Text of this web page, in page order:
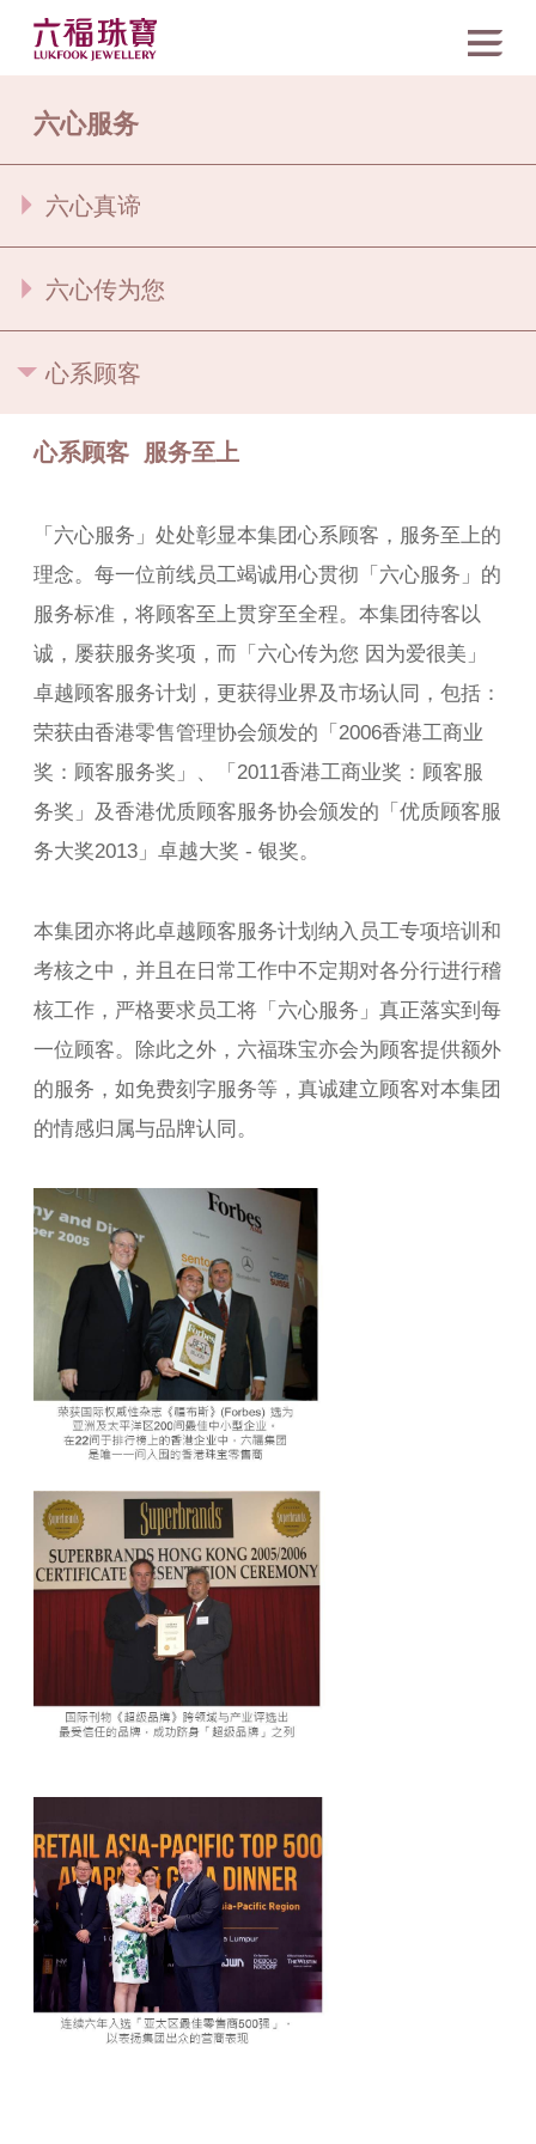
六心服务
六心真谛
六心传为您
心系顾客
心系顾客 服务至上
「六心服务」处处彰显本集团心系顾客，服务至上的
理念。每一位前线员工竭诚用心贯彻「六心服务」的
服务标准，将顾客至上贯穿至全程。本集团待客以
诚，屡获服务奖项，而「六心传为您 因为爱很美」
卓越顾客服务计划，更获得业界及市场认同，包括：
荣获由香港零售管理协会颁发的「2006香港工商业
奖：顾客服务奖」、「2011香港工商业奖：顾客服
务奖」及香港优质顾客服务协会颁发的「优质顾客服
务大奖2013」卓越大奖 - 银奖。
本集团亦将此卓越顾客服务计划纳入员工专项培训和
考核之中，并且在日常工作中不定期对各分行进行稽
核工作，严格要求员工将「六心服务」真正落实到每
一位顾客。除此之外，六福珠宝亦会为顾客提供额外
的服务，如免费刻字服务等，真诚建立顾客对本集团
的情感归属与品牌认同。